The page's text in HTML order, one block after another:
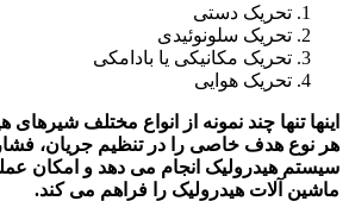
تحریک دستی
تحریک سلونوئیدی
تحریک مکانیکی یا بادامکی
تحریک هوایی
اینها تنها چند نمونه از انواع مختلف
هر نوع هدف خاصی را در تنظیم جریان،
سیستم هیدرولیک انجام می دهد و امکان
ماشین آلات هیدرولیک را فراهم می کند.